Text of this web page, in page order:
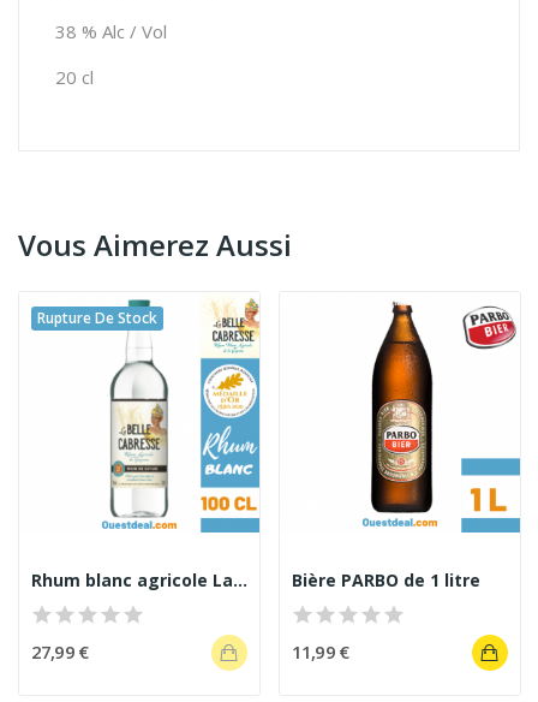
38 % Alc / Vol
20 cl
Vous Aimerez Aussi
Rupture De Stock
Rhum blanc agricole La Belle Cabresse
27,99 €
Bière PARBO de 1 litre
11,99 €